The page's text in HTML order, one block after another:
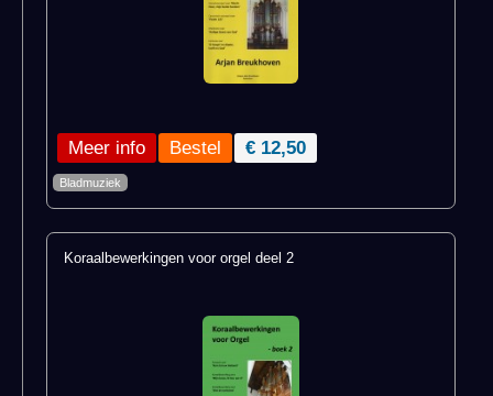
Meer info € 12,50
Bladmuziek
Koraalbewerkingen voor orgel deel 2